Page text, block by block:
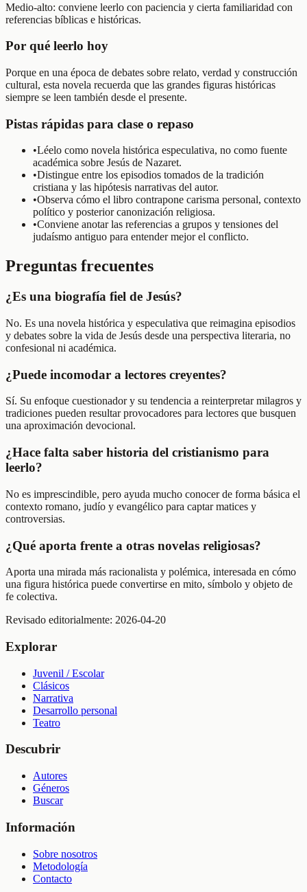
Medio-alto: conviene leerlo con paciencia y cierta familiaridad con
referencias bíblicas e históricas.
Por qué leerlo hoy
Porque en una época de debates sobre relato, verdad y construcción
cultural, esta novela recuerda que las grandes figuras históricas
siempre se leen también desde el presente.
Pistas rápidas para clase o repaso
•Léelo como novela histórica especulativa, no como fuente
académica sobre Jesús de Nazaret.
•Distingue entre los episodios tomados de la tradición
cristiana y las hipótesis narrativas del autor.
•Observa cómo el libro contrapone carisma personal, contexto
político y posterior canonización religiosa.
•Conviene anotar las referencias a grupos y tensiones del
judaísmo antiguo para entender mejor el conflicto.
Preguntas frecuentes
¿Es una biografía fiel de Jesús?
No. Es una novela histórica y especulativa que reimagina episodios
y debates sobre la vida de Jesús desde una perspectiva literaria, no
confesional ni académica.
¿Puede incomodar a lectores creyentes?
Sí. Su enfoque cuestionador y su tendencia a reinterpretar milagros y
tradiciones pueden resultar provocadores para lectores que busquen
una aproximación devocional.
¿Hace falta saber historia del cristianismo para
leerlo?
No es imprescindible, pero ayuda mucho conocer de forma básica el
contexto romano, judío y evangélico para captar matices y
controversias.
¿Qué aporta frente a otras novelas religiosas?
Aporta una mirada más racionalista y polémica, interesada en cómo
una figura histórica puede convertirse en mito, símbolo y objeto de
fe colectiva.
Revisado editorialmente: 2026-04-20
Explorar
Juvenil / Escolar
Clásicos
Narrativa
Desarrollo personal
Teatro
Descubrir
Autores
Géneros
Buscar
Información
Sobre nosotros
Metodología
Contacto